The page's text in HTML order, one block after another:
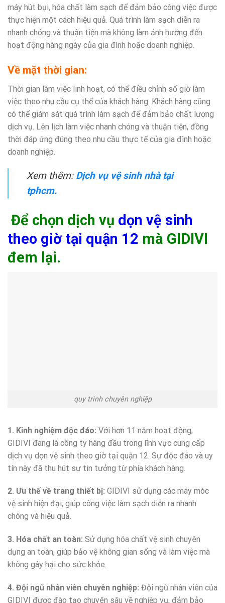
máy hút bụi, hóa chất làm sạch để đảm bảo công việc được
thực hiện một cách hiệu quả. Quá trình làm sạch diễn ra
nhanh chóng và thuận tiện mà không làm ảnh hưởng đến
hoạt động hàng ngày của gia đình hoặc doanh nghiệp.
Về mặt thời gian:
Thời gian làm việc linh hoạt, có thể điều chỉnh số giờ làm
việc theo nhu cầu cụ thể của khách hàng. Khách hàng cũng
có thể giám sát quá trình làm sạch để đảm bảo chất lượng
dịch vụ. Lên lịch làm việc nhanh chóng và thuận tiện, đồng
thời đáp ứng đúng theo nhu cầu thực tế của gia đình hoặc
doanh nghiệp.
Xem thêm: Dịch vụ vệ sinh nhà tại
tphcm.
Để chọn dịch vụ dọn vệ sinh
theo giờ tại quận 12 mà GIDIVI
đem lại.
quy trình chuyên nghiệp
1. Kinh nghiệm độc đáo: Với hơn 11 năm hoạt động,
GIDIVI đang là công ty hàng đầu trong lĩnh vực cung cấp
dịch vụ dọn vệ sinh theo giờ tại quận 12. Sự độc đáo và uy
tín này đã thu hút sự tin tưởng từ phía khách hàng.
2. Ưu thế về trang thiết bị: GIDIVI sử dụng các máy móc
vệ sinh hiện đại, giúp công việc làm sạch diễn ra nhanh
chóng và hiệu quả.
3. Hóa chất an toàn: Sử dụng hóa chất vệ sinh chuyên
dụng an toàn, giúp bảo vệ không gian sống và làm việc mà
không gây hại cho sức khỏe.
4. Đội ngũ nhân viên chuyên nghiệp: Đội ngũ nhân viên của
GIDIVI được đào tạo chuyên sâu về nghiệp vụ, đảm bảo